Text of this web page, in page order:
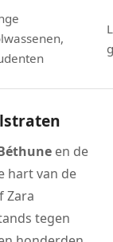
en de
hart van de
Zara
tegen